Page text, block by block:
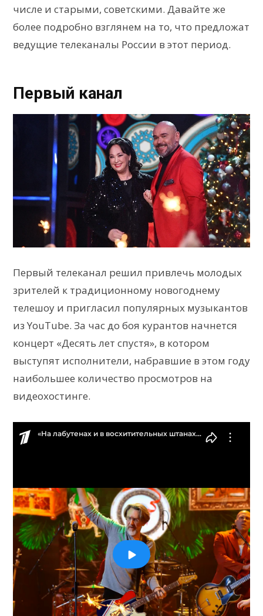
числе и старыми, советскими. Давайте же
более подробно взглянем на то, что предложат
ведущие телеканалы России в этот период.
Первый канал
Первый телеканал решил привлечь молодых
зрителей к традиционному новогоднему
телешоу и пригласил популярных музыкантов
из YouTube. За час до боя курантов начнется
концерт «Десять лет спустя», в котором
выступят исполнители, набравшие в этом году
наибольшее количество просмотров на
видеохостинге.